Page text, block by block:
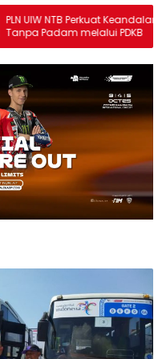
Keandalan Listrik
PDKB